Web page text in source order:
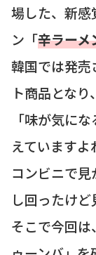
場した、新感
ン「辛ラーメ
韓国では発売
ト商品とな
「味が気に
えていますよ
コンビニで
し回ったけど
そこで今回